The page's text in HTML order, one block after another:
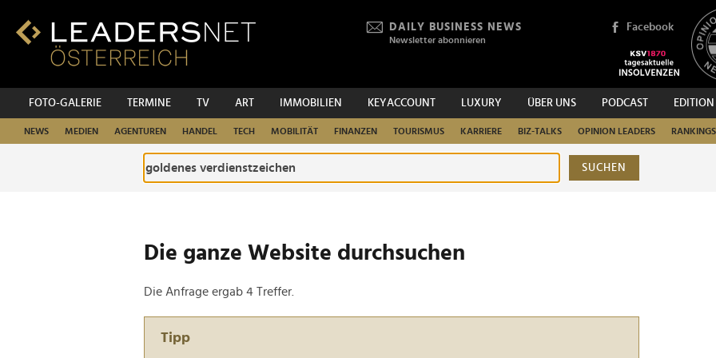
Inhalt
Fußzeilen-
DAILY BUSINESS NEWS
Newsletter abonnieren
Facebook
FOTO-GALERIE TERMINE TV ART IMMOBILIEN KEYACCOUNT LUXURY ÜBER UNS PODCAST EDITION
NEWS MEDIEN AGENTUREN HANDEL TECH MOBILITÄT FINANZEN TOURISMUS KARRIERE BIZ-TALKS OPINION LEADERS RANKINGS
SUCHEN
Die ganze Website durchsuchen
Die Anfrage ergab 4 Treffer.
Tipp